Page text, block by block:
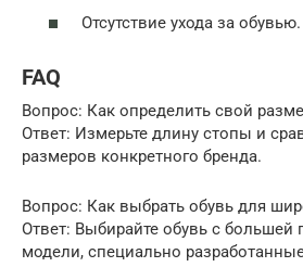
Отсутствие ухода за обувью.
FAQ
Вопрос: Как определить свой
Ответ: Измерьте длину стопы и
размеров конкретного бренда.
Вопрос: Как выбрать обувь для
Ответ: Выбирайте обувь с
модели, специально